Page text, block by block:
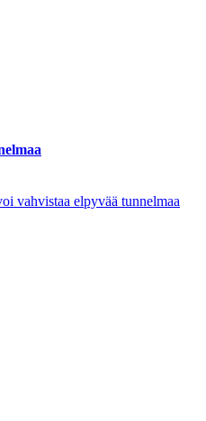
vahvistaa elpyvää tunnelmaa